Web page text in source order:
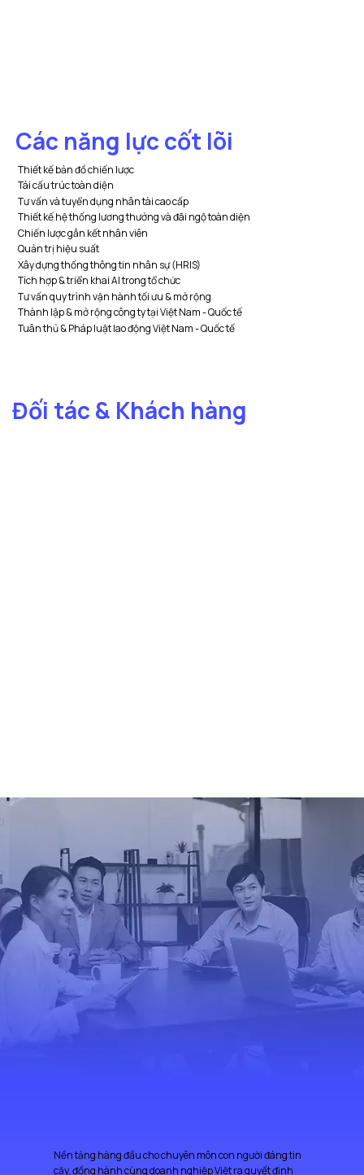
Các năng lực cốt lõi​​
Thiết kế bản đồ chiến lược
Tái cấu trúc toàn diện
Tư vấn và tuyển dụng nhân tài cao cấp
Thiết kế hệ thống lương thưởng và đãi ngộ toàn diện
Chiến lược gắn kết nhân viên
Quản trị hiệu suất
Xây dựng thống thông tin nhân sự (HRIS)
Tích hợp & triển khai AI trong tổ chức
Tư vấn quy trình vận hành tối ưu & mở rộng
Thành lập & mở rộng công ty tại Việt Nam - Quốc tế
Tuân thủ & Pháp luật lao động Việt Nam - Quốc tế
Đối tác & Khách hàng
Mỗi quyết định mở ra cơ hội
mới. YCompass đồng hành
cùng bạn, biến thách thức
thành động lực và dẫn lối
đến thành công.
Nền tảng hàng đầu cho chuyên môn con người đáng tin
cậy, đồng hành cùng doanh nghiệp Việt ra quyết định